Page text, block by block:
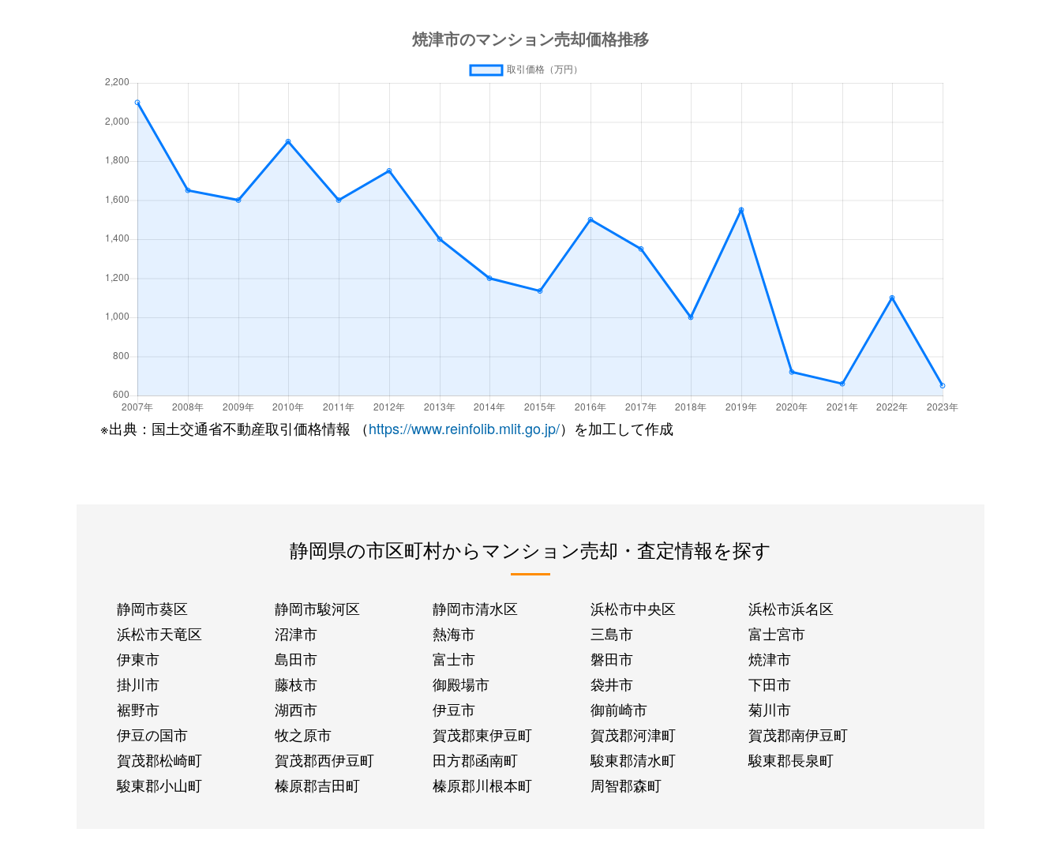
※出典：国土交通省不動産取引価格情報 （https://www.reinfolib.mlit.go.jp/）を加工して作成
静岡県の市区町村からマンション売却・査定情報を探す
静岡市葵区 静岡市駿河区 静岡市清水区 浜松市中央区
浜松市浜名区
浜松市天竜区
沼津市 熱海市 三島市
富士宮市
伊東市
島田市 富士市 磐田市
焼津市
掛川市
藤枝市 御殿場市 袋井市
下田市
裾野市
湖西市 伊豆市 御前崎市
菊川市
伊豆の国市
牧之原市 賀茂郡東伊豆町 賀茂郡河津町
賀茂郡南伊豆町
賀茂郡松崎町
賀茂郡西伊豆町 田方郡函南町 駿東郡清水町
駿東郡長泉町
駿東郡小山町
榛原郡吉田町 榛原郡川根本町 周智郡森町